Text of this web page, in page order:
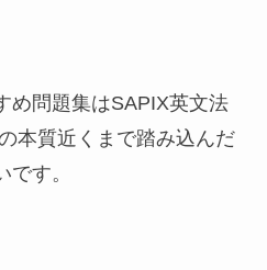
め問題集はSAPIX英文法
本質近くまで踏み込んだ
す。